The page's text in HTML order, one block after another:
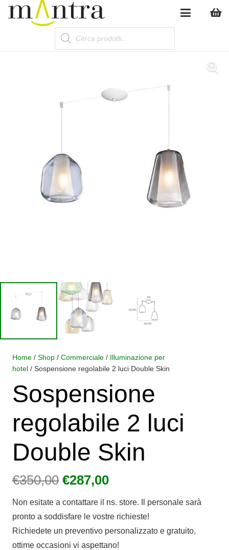
Products
search
Home / Shop / Commerciale / Illuminazione per
hotel / Sospensione regolabile 2 luci Double Skin
Sospensione
regolabile 2 luci
Double Skin
€350,00 Il
originale
era:
€350,00.
€287,00Il
attuale
è:
€287,00.
Non esitate a contattare il ns. store. Il personale sarà
pronto a soddisfare le vostre richieste!
Richiedete un preventivo personalizzato e gratuito,
ottime occasioni vi aspettano!